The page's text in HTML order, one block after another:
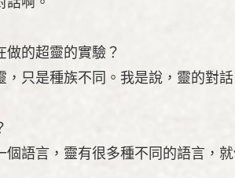
做的超靈的實驗？
只是種族不同。我是說，靈的對
個語言，靈有很多種不同的語言，